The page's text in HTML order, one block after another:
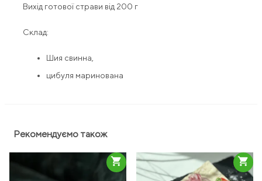
Вихід готової страви від 200 г
Склад:
Шия свинна,
цибуля маринована
Рекомендуємо також
shopping_cart shopping_cart